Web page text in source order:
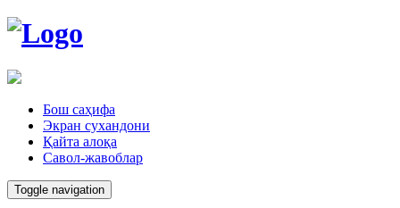
Бош саҳифа
Экран сухандони
Қайта алоқа
Савол-жавоблар
Toggle navigation